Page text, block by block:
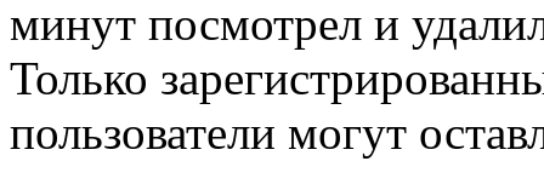
минут посмотрел и
Только
пользователи могут